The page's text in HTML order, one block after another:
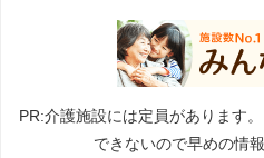
PR:介護施設には定員があります
できないので早めの情